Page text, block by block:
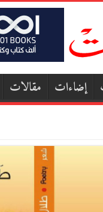
إضاءات مقالات